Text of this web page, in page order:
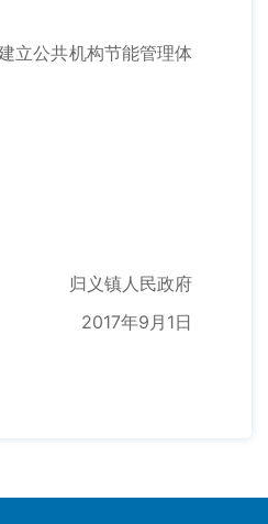
立公共机构节能管理体
归义镇人民政府
2017年9月1日